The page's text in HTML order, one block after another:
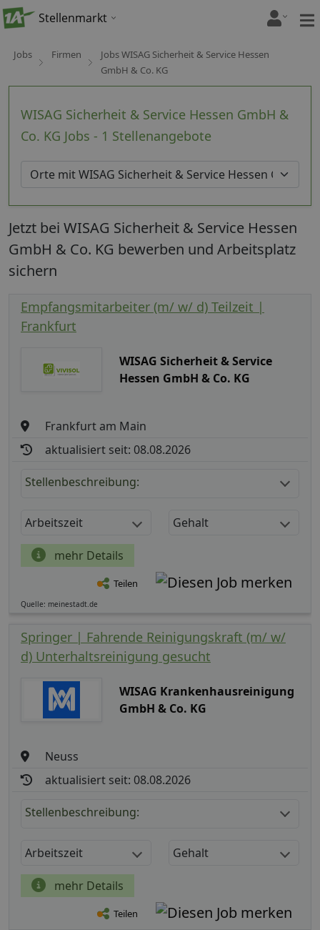
Stellenmarkt
Jobs Firmen
Jobs WISAG Sicherheit & Service Hessen
GmbH & Co. KG
WISAG Sicherheit & Service Hessen GmbH &
Co. KG Jobs - 1 Stellenangebote
Jetzt bei WISAG Sicherheit & Service Hessen
GmbH & Co. KG bewerben und Arbeitsplatz
sichern
Empfangsmitarbeiter (m/ w/ d) Teilzeit |
Frankfurt
WISAG Sicherheit & Service
Hessen GmbH & Co. KG
Frankfurt am Main
aktualisiert seit: 08.08.2026
Stellenbeschreibung:
Arbeitszeit Gehalt
mehr Details
Teilen
Quelle: meinestadt.de
Springer | Fahrende Reinigungskraft (m/ w/
d) Unterhaltsreinigung gesucht
WISAG Krankenhausreinigung
GmbH & Co. KG
Neuss
aktualisiert seit: 08.08.2026
Stellenbeschreibung:
Arbeitszeit Gehalt
mehr Details
Teilen